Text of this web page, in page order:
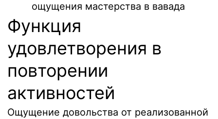
ощущения мастерства в вавада
Функция
удовлетворения в
повторении
активностей
Ощущение довольства от реализованной